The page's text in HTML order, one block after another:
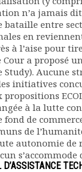
n’a jamais
bataille entre
en
à l’aise pour
Cour a proposé
Study). Aucune
initiatives
propositions
à la lutte
fond de
de
autonomie